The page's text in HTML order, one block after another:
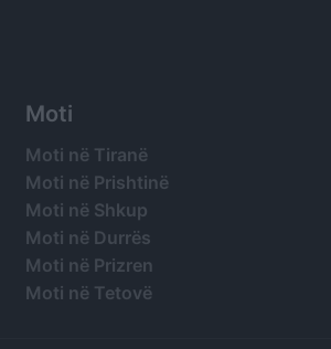
Moti
Moti në Tiranë
Moti në Prishtinë
Moti në Shkup
Moti në Durrës
Moti në Prizren
Moti në Tetovë